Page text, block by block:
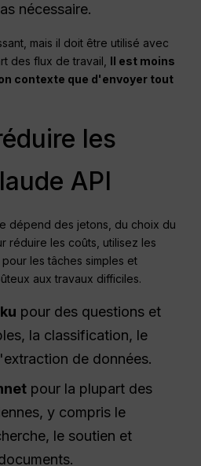
nécessaire.
mais il doit être utilisé avec
des flux de travail, Il est moins
contexte que d'envoyer tout
les
API
dépend des jetons, du choix du
réduire les coûts, utilisez les
les tâches simples et
aux travaux difficiles.
pour des questions et
la classification, le
de données.
pour la plupart des
y compris le
le soutien et